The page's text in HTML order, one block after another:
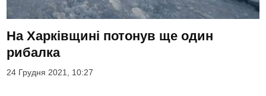
На Харківщині потонув ще один
рибалка
24 Грудня 2021, 10:27